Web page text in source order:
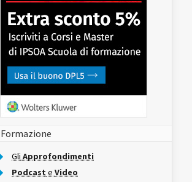
Formazione
Gli Approfondimenti
Podcast e Video